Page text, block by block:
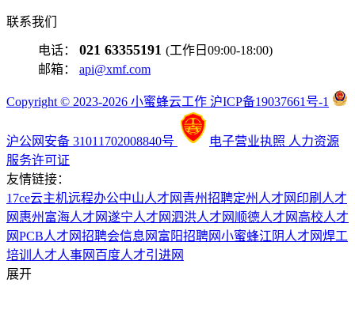
联系我们
电话： 021 63355191 (工作日09:00-18:00)
邮箱： api@xmf.com
Copyright © 2023-2026 小蜜蜂云工作 沪ICP备19037661号-1
沪公网安备 31011702008840号 电子营业执照 人力资源
服务许可证
友情链接：
17ce云主机远程办公中山人才网 青州招聘定州人才网 印刷人才
网 惠州富海人才网遂宁人才网泗洪人才网 顺德人才网 高校人才
网PCB人才网招聘会信息网 富阳招聘网小蜜蜂江阴人才网焊工
培训 人才人事网 百度人才引进网
展开